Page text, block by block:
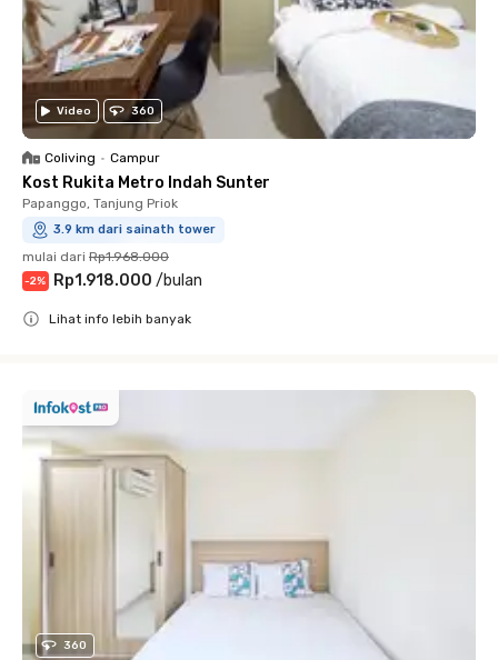
Video 360
Coliving • Campur
Kost Rukita Metro Indah Sunter
Papanggo, Tanjung Priok
3.9 km dari sainath tower
mulai dari Rp1.968.000
-2% Rp1.918.000 /bulan
Lihat info lebih banyak
360